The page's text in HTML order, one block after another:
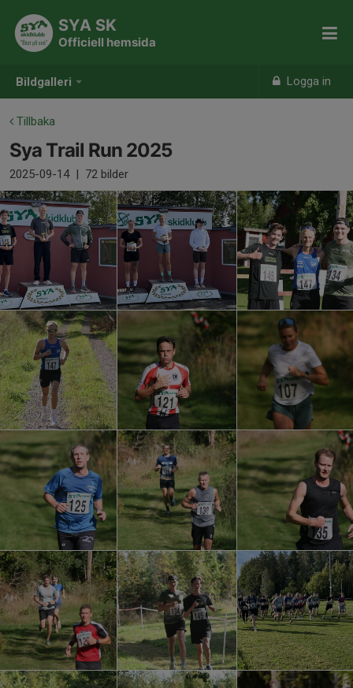
Bildgalleri Logga in
SYA SK
Officiell hemsida
Tillbaka
Sya Trail Run 2025
2025-09-14 | 72 bilder